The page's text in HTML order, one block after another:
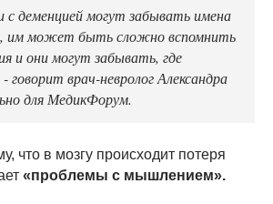
деменцией могут забывать имена
им может быть сложно вспомнить
и они могут забывать, где
говорит врач-невролог Александра
для МедикФорум.
что в мозгу происходит потеря
«проблемы с мышлением».